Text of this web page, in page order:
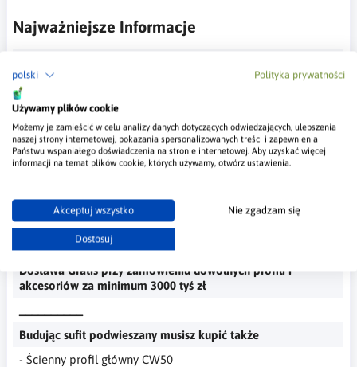
polski Polityka prywatności
Używamy plików cookie
Możemy je zamieścić w celu analizy danych dotyczących odwiedzających, ulepszenia
naszej strony internetowej, pokazania spersonalizowanych treści i zapewnienia
Państwu wspaniałego doświadczenia na stronie internetowej. Aby uzyskać więcej
informacji na temat plików cookie, których używamy, otwórz ustawienia.
Akceptuj wszystko Nie zgadzam się
Dostosuj
Najważniejsze Informacje
Grubość
Długość
3m i 4m
metry
Wymiary przekroju
50x41
__________
Profile Dostarczamy własnym transportem na terenie całej
Dostawa Gratis przy zamówieniu dowolnych profili i
akcesoriów za minimum 3000 tyś zł
Budując sufit podwieszany musisz kupić także
- Ścienny profil główny CW50